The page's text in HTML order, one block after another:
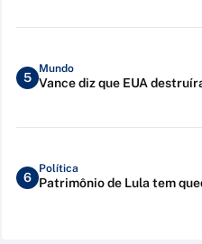
5
Mundo
Vance diz que EUA
6
Política
Patrimônio de Lula tem